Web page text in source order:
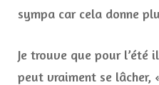
sympa car cela donne
Je trouve que pour l’été
peut vraiment se lâcher,